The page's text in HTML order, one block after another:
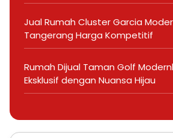
Jual Rumah Cluster Garcia
Tangerang Harga Kompetitif
Rumah Dijual Taman Golf
Eksklusif dengan Nuansa Hijau